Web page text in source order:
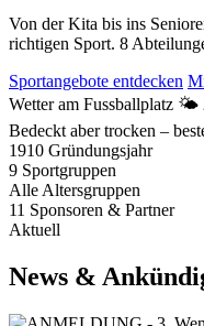
Von der Kita bis ins
richtigen Sport. 8
Sportangebote entdecken
Wetter am Fussballplatz 🌤️
Bedeckt aber trocken –
1910 Gründungsjahr
9 Sportgruppen
Alle Altersgruppen
11 Sponsoren & Partner
Aktuell
News &